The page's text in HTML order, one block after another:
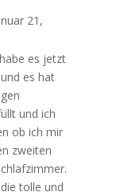
21,
es jetzt
es hat
und ich
ob ich mir
zweiten
tolle und